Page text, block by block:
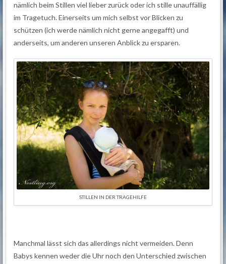
nämlich beim Stillen viel lieber zurück oder ich stille unauffällig
im Tragetuch. Einerseits um mich selbst vor Blicken zu
schützen (ich werde nämlich nicht gerne angegafft) und
anderseits, um anderen unseren Anblick zu ersparen.
STILLEN IN DER TRAGEHILFE
Manchmal lässt sich das allerdings nicht vermeiden. Denn
Babys kennen weder die Uhr noch den Unterschied zwischen